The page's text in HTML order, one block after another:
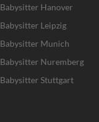
Babysitter Hanover
Babysitter Leipzig
Babysitter Munich
Babysitter Nuremberg
Babysitter Stuttgart